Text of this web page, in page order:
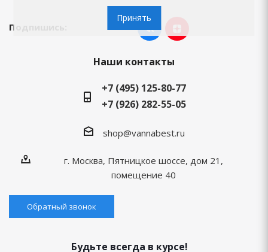
Подпишись:
Наши контакты
+7 (495) 125-80-77
+7 (926) 282-55-05
shop@vannabest.ru
г. Москва, Пятницкое шоссе, дом 21,
помещение 40
Обратный звонок
Будьте всегда в курсе!
Принять